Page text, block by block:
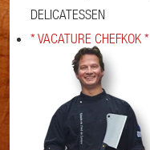
DELICATESSEN
* VACATURE CHEFKOK *